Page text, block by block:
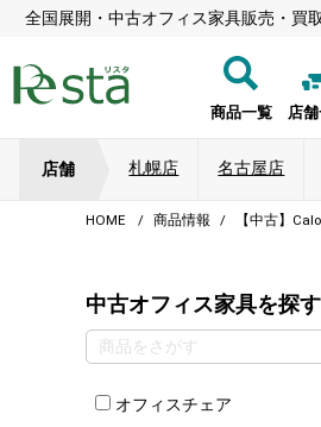
全国展開・中古オフィス家具販売・買
商品一覧 店
店舗 札幌店 名古屋店
HOME 商品情報 【中古】
中古オフィス家具を探す
オフィスチェア